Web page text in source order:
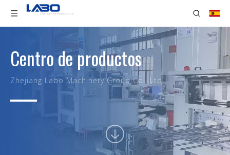
Centro de productos
Zhejiang Labo Machinery Group Co., Ltd.